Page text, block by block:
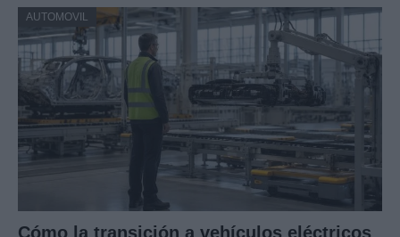
AUTOMOVIL
Cómo la transición a vehículos eléctricos